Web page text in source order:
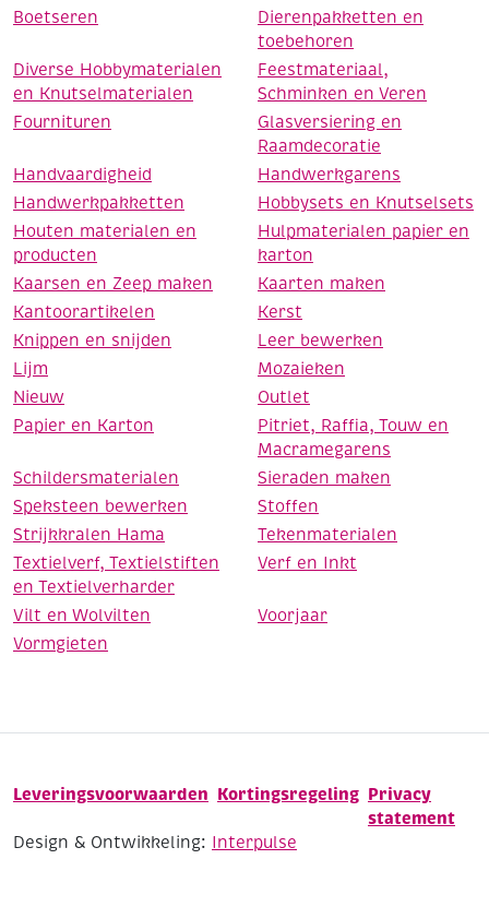
Boetseren
Dierenpakketten en
toebehoren
Diverse Hobbymaterialen
en Knutselmaterialen
Feestmateriaal,
Schminken en Veren
Fournituren
Glasversiering en
Raamdecoratie
Handvaardigheid
Handwerkgarens
Handwerkpakketten
Hobbysets en Knutselsets
Houten materialen en
producten
Hulpmaterialen papier en
karton
Kaarsen en Zeep maken
Kaarten maken
Kantoorartikelen
Kerst
Knippen en snijden
Leer bewerken
Lijm
Mozaieken
Nieuw
Outlet
Papier en Karton
Pitriet, Raffia, Touw en
Macramegarens
Schildersmaterialen
Sieraden maken
Speksteen bewerken
Stoffen
Strijkkralen Hama
Tekenmaterialen
Textielverf, Textielstiften
en Textielverharder
Verf en Inkt
Vilt en Wolvilten
Voorjaar
Vormgieten
Leveringsvoorwaarden Kortingsregeling Privacy
statement
Design & Ontwikkeling: Interpulse